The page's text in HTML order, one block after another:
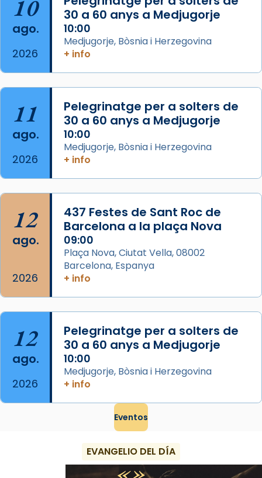
Arquebisbat de Barcelona
2 weeks ago
Memòria de les santes Juliana i
Acompanyant la història de sant Cugat, a
partir de l’Edat Mitjana sorgeix la tradició
que les santes Juliana (“relatiu a Júlia”) i
Semproniana (“relatiu a Semprònia =
eterna”) són deixebles seves. I l’any 1667, el
frare Joan Gaspar Roig, afirma en una obra
que les santes són filles de l’antiga Iluro.
Mataró en reivindicarà les relíq
Foto
View on Facebook · Share
10
ago.
2026
30 a 60 anys a Medjugorje
10:00
Medjugorje, Bòsnia i Herzegovina
+ info
11
ago.
2026
Pelegrinatge per a solters de
30 a 60 anys a Medjugorje
10:00
Medjugorje, Bòsnia i Herzegovina
+ info
12
ago.
2026
437 Festes de Sant Roc de
Barcelona a la plaça Nova
09:00
Plaça Nova, Ciutat Vella, 08002
Barcelona, Espanya
+ info
12
ago.
2026
Pelegrinatge per a solters de
30 a 60 anys a Medjugorje
10:00
Medjugorje, Bòsnia i Herzegovina
+ info
Eventos
EVANGELIO DEL DÍA